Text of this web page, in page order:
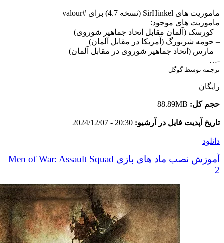
ماموریت های SirHinkel (نسخه 4.7) برای #valour
ماموریت های موجود:
– کورسک (آلمان مقابل اتحاد جماهیر شوروی)
– حومه شربورگ (آمریکا در مقابل آلمان)
– مارس (اتحاد جماهیر شوروی در مقابل آلمان)
-…
ترجمه توسط گوگل
رایگان
حجم کل: 88.89MB
تاریخ آپدیت فایل در آرشیو: 20:30 - 2024/12/07
دانلود
آموزش نصب ماد های بازی Men of War: Assault Squad
2